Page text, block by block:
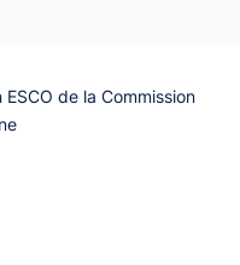
de la Commission